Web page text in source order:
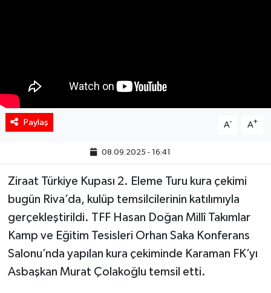
Paylaş A- A+
08.09.2025 - 16:41
Ziraat Türkiye Kupası 2. Eleme Turu kura çekimi
bugün Riva’da, kulüp temsilcilerinin katılımıyla
gerçekleştirildi. TFF Hasan Doğan Millî Takımlar
Kamp ve Eğitim Tesisleri Orhan Saka Konferans
Salonu’nda yapılan kura çekiminde Karaman FK’yı
Asbaşkan Murat Çolakoğlu temsil etti.